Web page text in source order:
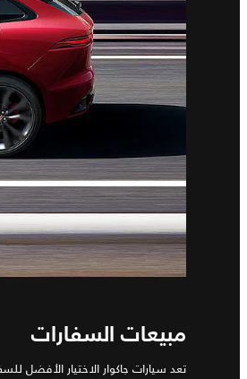
مبيعات السفارات
تعد سيارات جاكوار الاختيار الأفضل